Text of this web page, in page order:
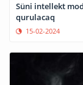
Süni intellekt
qurulacaq
15-02-2024